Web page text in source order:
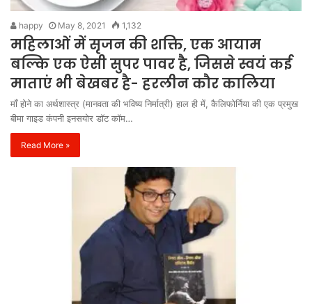
happy May 8, 2021 1,132
महिलाओं में सृजन की शक्ति, एक आयाम
बल्कि एक ऐसी सुपर पावर है, जिससे स्वयं कई
माताएं भी बेखबर है- हरलीन कौर कालिया
माँ होने का अर्थशास्त्र (मानवता की भविष्य निर्मात्री) हाल ही में, कैलिफोर्निया की एक प्रमुख
बीमा गाइड कंपनी इनसयोर डॉट कॉम…
Read More »